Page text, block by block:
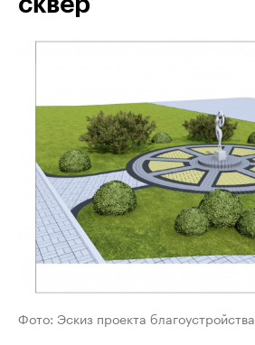
Фото: Эскиз проекта благоустройства